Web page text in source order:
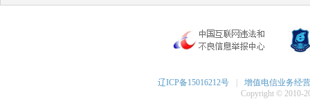
辽ICP备15016212号
增值电信业务经
Copyright © 2010-